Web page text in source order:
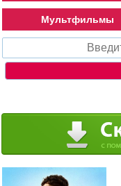
Мультфильмы